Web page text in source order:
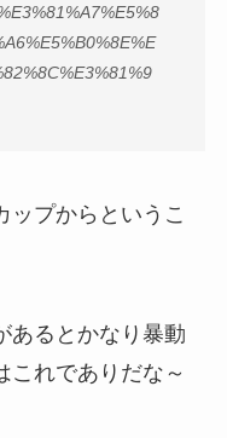
ップからというこ
あるとかなり暴動
これでありだな～